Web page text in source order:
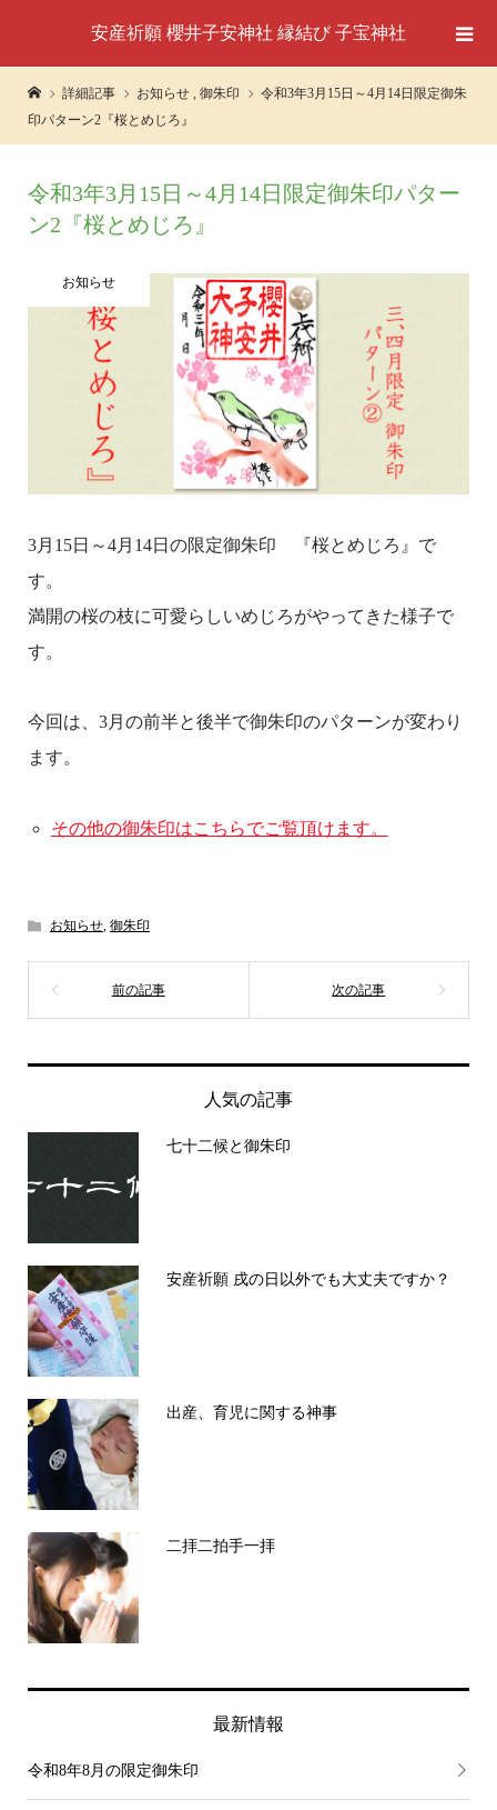
安産祈願 櫻井子安神社 縁結び 子宝神社
詳細記事 お知らせ , 御朱印
令和3年3月15日～4月14日限定御朱
印パターン2『桜とめじろ』
令和3年3月15日～4月14日限定御朱印パター
ン2『桜とめじろ』
お知らせ
3月15日～4月14日の限定御朱印 『桜とめじろ』で
す。
満開の桜の枝に可愛らしいめじろがやってきた様子で
す。
今回は、3月の前半と後半で御朱印のパターンが変わり
ます。
その他の御朱印はこちらでご覧頂けます。
お知らせ, 御朱印
人気の記事
七十二候と御朱印
安産祈願 戌の日以外でも大丈夫ですか？
出産、育児に関する神事
二拝二拍手一拝
最新情報
令和8年8月の限定御朱印